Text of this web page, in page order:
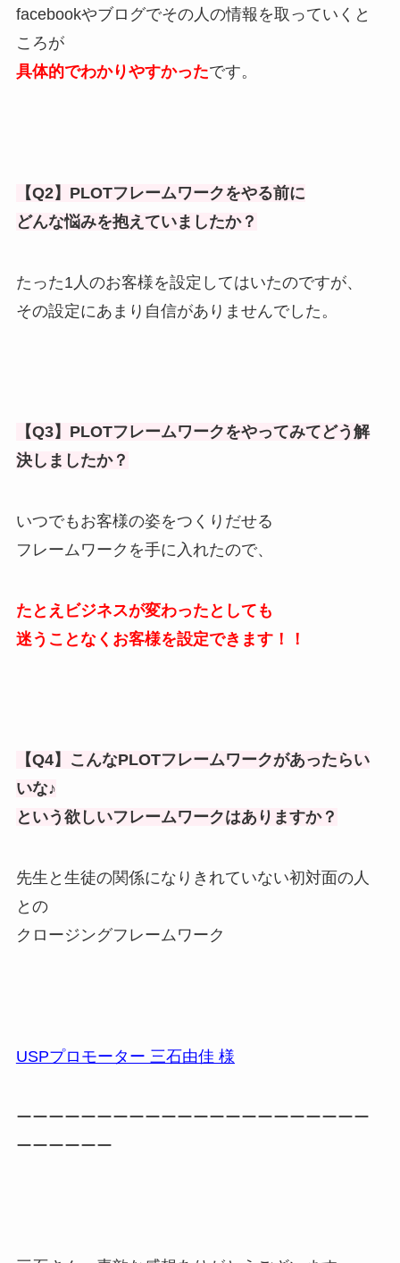
facebookやブログでその人の情報を取っていくと
ころが
具体的でわかりやすかったです。
【Q2】PLOTフレームワークをやる前に
どんな悩みを抱えていましたか？
たった1人のお客様を設定してはいたのですが、
その設定にあまり自信がありませんでした。
【Q3】PLOTフレームワークをやってみてどう解
決しましたか？
いつでもお客様の姿をつくりだせる
フレームワークを手に入れたので、
たとえビジネスが変わったとしても
迷うことなくお客様を設定できます！！
【Q4】こんなPLOTフレームワークがあったらい
いな♪
という欲しいフレームワークはありますか？
先生と生徒の関係になりきれていない初対面の人
との
クロージングフレームワーク
USPプロモーター 三石由佳 様
ーーーーーーーーーーーーーーーーーーーーーー
ーーーーーー